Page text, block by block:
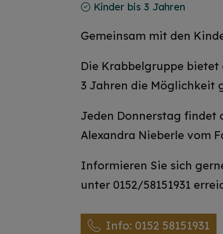
Kinder bis 3 Jahren
Gemeinsam mit den
Die Krabbelgruppe
3 Jahren die Möglichkeit
Jeden Donnerstag findet
Alexandra Nieberle vom
Informieren Sie sich
unter 0152/58151931
Info: 0152 58151931